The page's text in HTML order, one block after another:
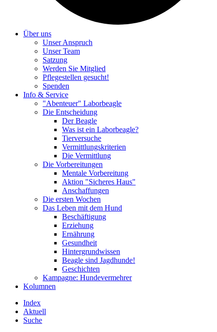
Über uns
Unser Anspruch
Unser Team
Satzung
Werden Sie Mitglied
Pflegestellen gesucht!
Spenden
Info & Service
"Abenteuer" Laborbeagle
Die Entscheidung
Der Beagle
Was ist ein Laborbeagle?
Tierversuche
Vermittlungskriterien
Die Vermittlung
Die Vorbereitungen
Mentale Vorbereitung
Aktion "Sicheres Haus"
Anschaffungen
Die ersten Wochen
Das Leben mit dem Hund
Beschäftigung
Erziehung
Ernährung
Gesundheit
Hintergrundwissen
Beagle sind Jagdhunde!
Geschichten
Kampagne: Hundevermehrer
Kolumnen
Index
Aktuell
Suche